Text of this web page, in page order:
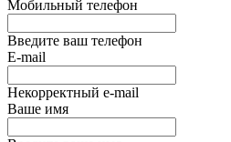
Мобильный телефон
Введите ваш телефон
E-mail
Некорректный e-mail
Ваше имя